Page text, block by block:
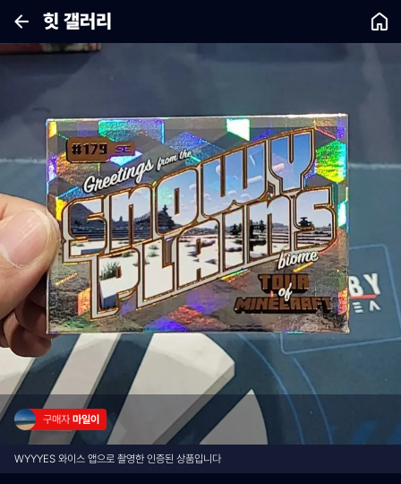
힛 갤러리
구매자 마일이
WYYYES 와이스 앱으로 촬영한 인증된 상품입니다